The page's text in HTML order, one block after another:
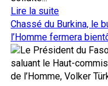
Lire la suiteEn
savoir
plus
sur
Mali,
250e
Chassé du Burkina, le
l’Homme fermera